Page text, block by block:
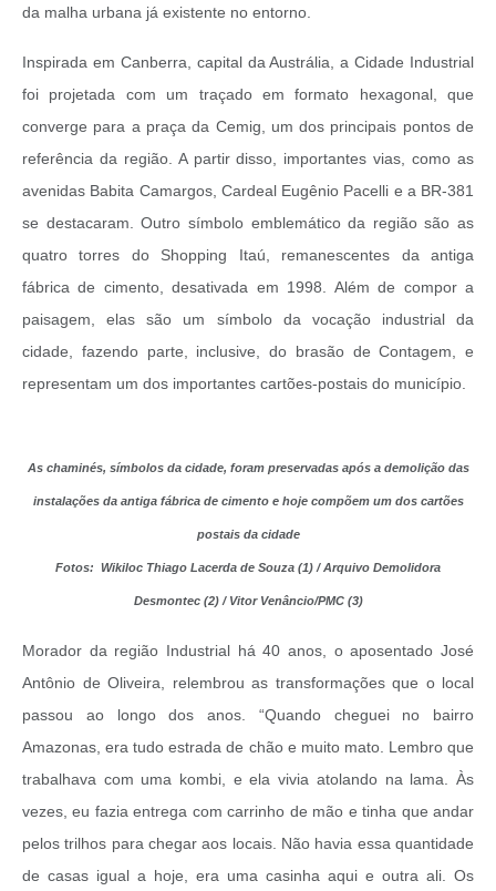
da malha urbana já existente no entorno.
Inspirada em Canberra, capital da Austrália, a Cidade Industrial
foi projetada com um traçado em formato hexagonal, que
converge para a praça da Cemig, um dos principais pontos de
referência da região. A partir disso, importantes vias, como as
avenidas Babita Camargos, Cardeal Eugênio Pacelli e a BR-381
se destacaram. Outro símbolo emblemático da região são as
quatro torres do Shopping Itaú, remanescentes da antiga
fábrica de cimento, desativada em 1998. Além de compor a
paisagem, elas são um símbolo da vocação industrial da
cidade, fazendo parte, inclusive, do brasão de Contagem, e
representam um dos importantes cartões-postais do município.
As chaminés, símbolos da cidade, foram preservadas após a demolição das
instalações da antiga fábrica de cimento e hoje compõem um dos cartões
postais da cidade
Fotos: Wikiloc Thiago Lacerda de Souza (1) / Arquivo Demolidora
Desmontec (2) / Vitor Venâncio/PMC (3)
Morador da região Industrial há 40 anos, o aposentado José
Antônio de Oliveira, relembrou as transformações que o local
passou ao longo dos anos. “Quando cheguei no bairro
Amazonas, era tudo estrada de chão e muito mato. Lembro que
trabalhava com uma kombi, e ela vivia atolando na lama. Às
vezes, eu fazia entrega com carrinho de mão e tinha que andar
pelos trilhos para chegar aos locais. Não havia essa quantidade
de casas igual a hoje, era uma casinha aqui e outra ali. Os